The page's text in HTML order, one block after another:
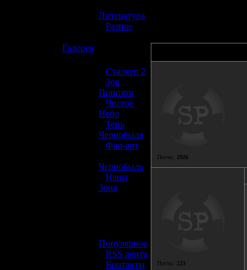
Литература
Разное
Галерея
Сталкер 2
Зов
Припяти
Чистое
Небо
Тень
Чернобыля
Фан-арт
Чернобыль
Наша
Зона
Популярное
RSS лента
Контакты
Посты: 2926
Посты: 223